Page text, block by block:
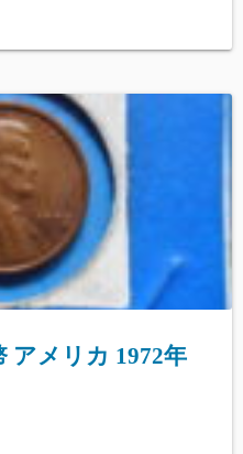
メリカ 1972年